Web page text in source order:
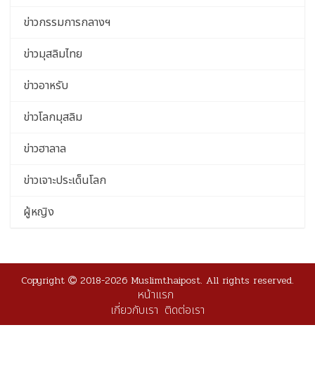
ข่าวกรรมการกลางฯ
ข่าวมุสลิมไทย
ข่าวอาหรับ
ข่าวโลกมุสลิม
ข่าวฮาลาล
ข่าวเจาะประเด็นโลก
ผู้หญิง